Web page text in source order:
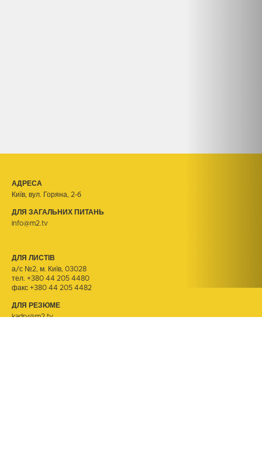
АДРЕСА
Київ, вул. Горяна, 2-б
ДЛЯ ЗАГАЛЬНИХ ПИТАНЬ
info@m2.tv
ДЛЯ ЛИСТІВ
а/с №2, м. Київ, 03028
тел. +380 44 205 4480
факс +380 44 205 4482
ДЛЯ РЕЗЮМЕ
kadry@m2.tv